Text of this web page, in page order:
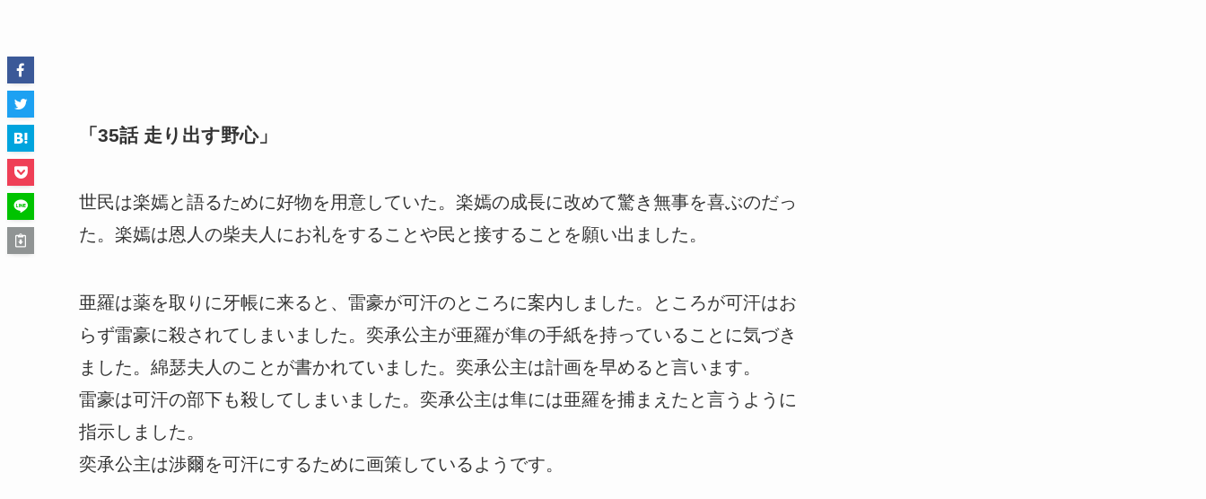
「35話 走り出す野心」
世民は楽嫣と語るために好物を用意していた。楽嫣の成長に改めて驚き無事を喜ぶのだっ
た。楽嫣は恩人の柴夫人にお礼をすることや民と接することを願い出ました。
亜羅は薬を取りに牙帳に来ると、雷豪が可汗のところに案内しました。ところが可汗はお
らず雷豪に殺されてしまいました。奕承公主が亜羅が隼の手紙を持っていることに気づき
ました。綿瑟夫人のことが書かれていました。奕承公主は計画を早めると言います。
雷豪は可汗の部下も殺してしまいました。奕承公主は隼には亜羅を捕まえたと言うように
指示しました。
奕承公主は渉爾を可汗にするために画策しているようです。